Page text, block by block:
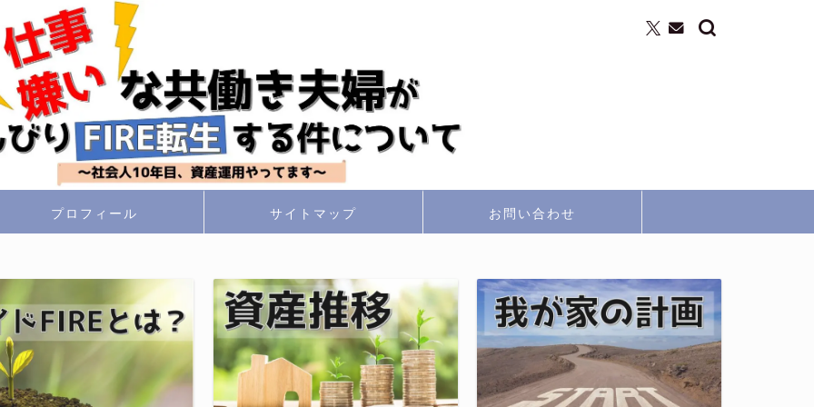
プロフィール サイトマップ お問い合わせ